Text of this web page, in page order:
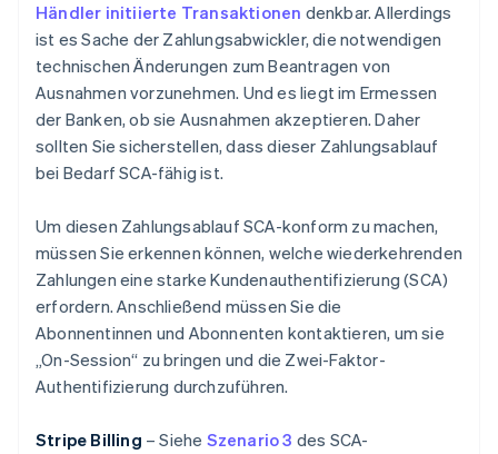
Händler initiierte Transaktionen denkbar. Allerdings
ist es Sache der Zahlungsabwickler, die notwendigen
technischen Änderungen zum Beantragen von
Ausnahmen vorzunehmen. Und es liegt im Ermessen
der Banken, ob sie Ausnahmen akzeptieren. Daher
sollten Sie sicherstellen, dass dieser Zahlungsablauf
bei Bedarf SCA-fähig ist.
Um diesen Zahlungsablauf SCA-konform zu machen,
müssen Sie erkennen können, welche wiederkehrenden
Zahlungen eine starke Kundenauthentifizierung (SCA)
erfordern. Anschließend müssen Sie die
Abonnentinnen und Abonnenten kontaktieren, um sie
„On-Session“ zu bringen und die Zwei-Faktor-
Authentifizierung durchzuführen.
Stripe Billing – Siehe Szenario 3 des SCA-